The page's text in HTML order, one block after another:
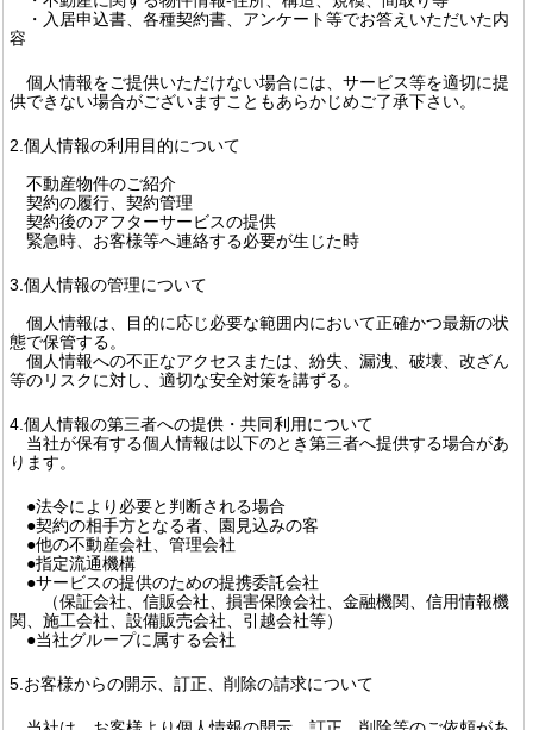
・入居申込書、各種契約書、アンケート等でお答えいただいた内
容
個人情報をご提供いただけない場合には、サービス等を適切に提
供できない場合がございますこともあらかじめご了承下さい。
2.個人情報の利用目的について
不動産物件のご紹介
契約の履行、契約管理
契約後のアフターサービスの提供
緊急時、お客様等へ連絡する必要が生じた時
3.個人情報の管理について
個人情報は、目的に応じ必要な範囲内において正確かつ最新の状
態で保管する。
個人情報への不正なアクセスまたは、紛失、漏洩、破壊、改ざん
等のリスクに対し、適切な安全対策を講ずる。
4.個人情報の第三者への提供・共同利用について
当社が保有する個人情報は以下のとき第三者へ提供する場合があ
ります。
●法令により必要と判断される場合
●契約の相手方となる者、園見込みの客
●他の不動産会社、管理会社
●指定流通機構
●サービスの提供のための提携委託会社
（保証会社、信販会社、損害保険会社、金融機関、信用情報機
関、施工会社、設備販売会社、引越会社等）
●当社グループに属する会社
5.お客様からの開示、訂正、削除の請求について